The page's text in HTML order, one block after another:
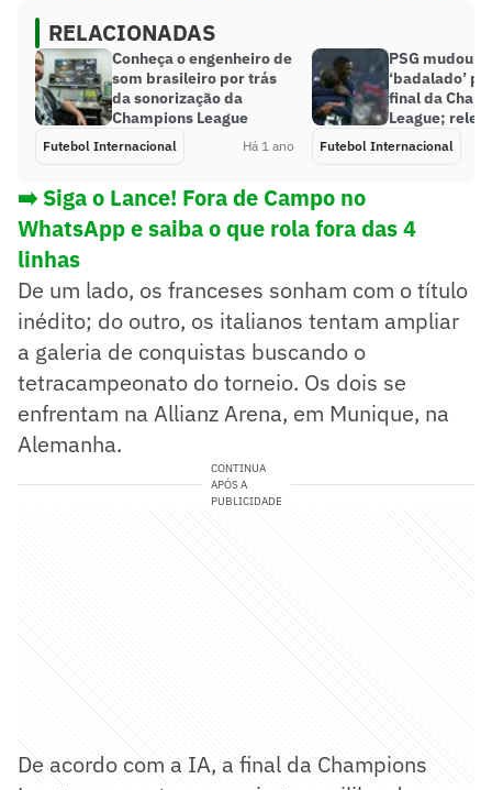
RELACIONADAS
Conheça o engenheiro de
som brasileiro por trás
da sonorização da
Champions League
Futebol Internacional Há 1 ano
PSG mudou
‘badalado’
final da
League;
Futebol Internacional
➡️ Siga o Lance! Fora de Campo no
WhatsApp e saiba o que rola fora das 4
linhas
De um lado, os franceses sonham com o título
inédito; do outro, os italianos tentam ampliar
a galeria de conquistas buscando o
tetracampeonato do torneio. Os dois se
enfrentam na Allianz Arena, em Munique, na
Alemanha.
CONTINUA
APÓS A
PUBLICIDADE
De acordo com a IA, a final da Champions